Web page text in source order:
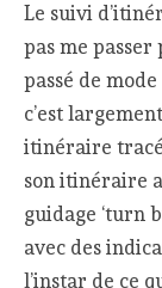
Le suivi
pas me passer
passé de
c’est
itinéraire tracé
son itinéraire
guidage ‘turn
avec des
l’instar de ce